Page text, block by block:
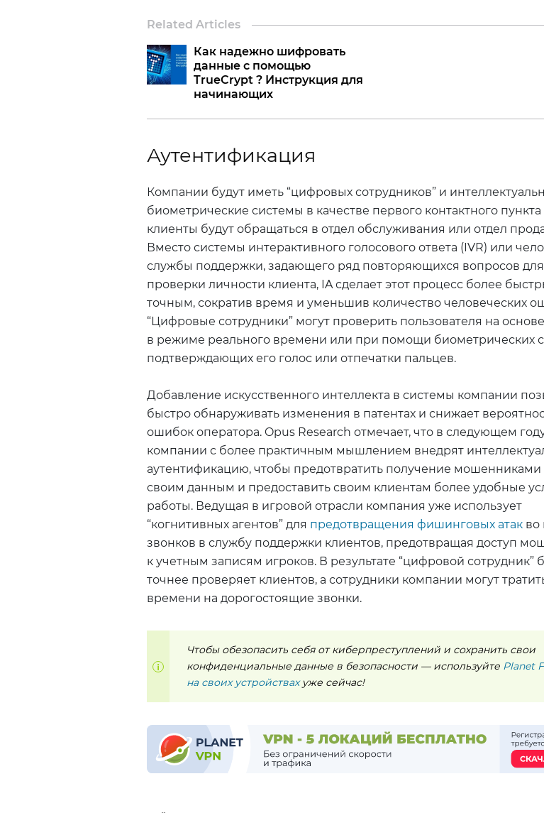
Related Articles
Как надежно шифровать
данные c помощью
TrueСrypt ? Инструкция для
начинающих
Аутентификация
Компании будут иметь “цифровых сотрудников” и
биометрические системы в качестве первого контактного пункта
клиенты будут обращаться в отдел обслуживания или отдел
Вместо системы интерактивного голосового ответа (IVR) или
службы поддержки, задающего ряд повторяющихся вопросов для
проверки личности клиента, IA сделает этот процесс более
точным, сократив время и уменьшив количество человеческих
“Цифровые сотрудники” могут проверить пользователя на
в режиме реального времени или при помощи биометрических
подтверждающих его голос или отпечатки пальцев.
Добавление искусственного интеллекта в системы компании
быстро обнаруживать изменения в патентах и снижает
ошибок оператора. Opus Research отмечает, что в следующем
компании с более практичным мышлением внедрят
аутентификацию, чтобы предотвратить получение мошенниками
своим данным и предоставить своим клиентам более удобные
работы. Ведущая в игровой отрасли компания уже использует
“когнитивных агентов” для предотвращения фишинговых атакво
звонков в службу поддержки клиентов, предотвращая доступ
к учетным записям игроков. В результате “цифровой сотрудник”
точнее проверяет клиентов, а сотрудники компании могут
времени на дорогостоящие звонки.
Чтобы обезопасить себя от киберпреступлений и сохранить свои
конфиденциальные данные в безопасности — используйте Planet
на своих устройствахуже сейчас!